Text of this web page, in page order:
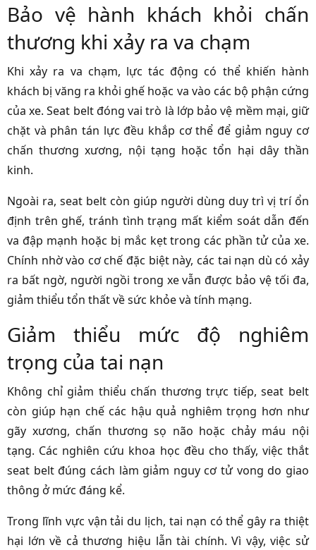
Bảo vệ hành khách khỏi chấn
thương khi xảy ra va chạm
Khi xảy ra va chạm, lực tác động có thể khiến hành
khách bị văng ra khỏi ghế hoặc va vào các bộ phận cứng
của xe. Seat belt đóng vai trò là lớp bảo vệ mềm mại, giữ
chặt và phân tán lực đều khắp cơ thể để giảm nguy cơ
chấn thương xương, nội tạng hoặc tổn hại dây thần
kinh.
Ngoài ra, seat belt còn giúp người dùng duy trì vị trí ổn
định trên ghế, tránh tình trạng mất kiểm soát dẫn đến
va đập mạnh hoặc bị mắc kẹt trong các phần tử của xe.
Chính nhờ vào cơ chế đặc biệt này, các tai nạn dù có xảy
ra bất ngờ, người ngồi trong xe vẫn được bảo vệ tối đa,
giảm thiểu tổn thất về sức khỏe và tính mạng.
Giảm thiểu mức độ nghiêm
trọng của tai nạn
Không chỉ giảm thiểu chấn thương trực tiếp, seat belt
còn giúp hạn chế các hậu quả nghiêm trọng hơn như
gãy xương, chấn thương sọ não hoặc chảy máu nội
tạng. Các nghiên cứu khoa học đều cho thấy, việc thắt
seat belt đúng cách làm giảm nguy cơ tử vong do giao
thông ở mức đáng kể.
Trong lĩnh vực vận tải du lịch, tai nạn có thể gây ra thiệt
hại lớn về cả thương hiệu lẫn tài chính. Vì vậy, việc sử